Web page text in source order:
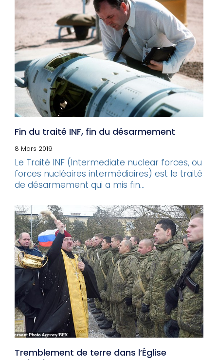
Fin du traité INF, fin du désarmement
8 Mars 2019
Le Traité INF (Intermediate nuclear forces, ou
forces nucléaires intermédiaires) est le traité
de désarmement qui a mis fin...
Tremblement de terre dans l’Église